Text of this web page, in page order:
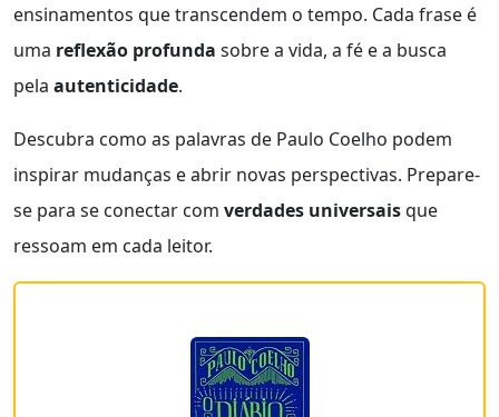
ensinamentos que transcendem o tempo. Cada frase é
uma reflexão profunda sobre a vida, a fé e a busca
pela autenticidade.
Descubra como as palavras de Paulo Coelho podem
inspirar mudanças e abrir novas perspectivas. Prepare-
se para se conectar com verdades universaisque
ressoam em cada leitor.